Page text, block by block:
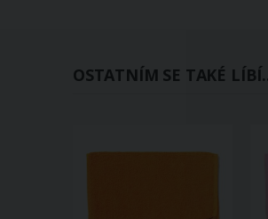
OSTATNÍM SE TAKÉ